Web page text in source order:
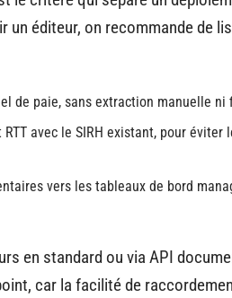
un éditeur, on recommande de
de paie, sans extraction manuelle
avec le SIRH existant, pour éviter
vers les tableaux de bord
en standard ou via API
car la facilité de